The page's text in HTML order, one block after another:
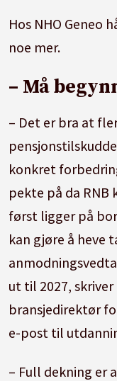
Hos NHO Geneo
noe mer.
– Må
– Det er bra at
konkret
pekte på da RNB
først ligger på
kan gjøre å heve
ut til 2027,
bransjedirektør
e-post til
– Full dekning er